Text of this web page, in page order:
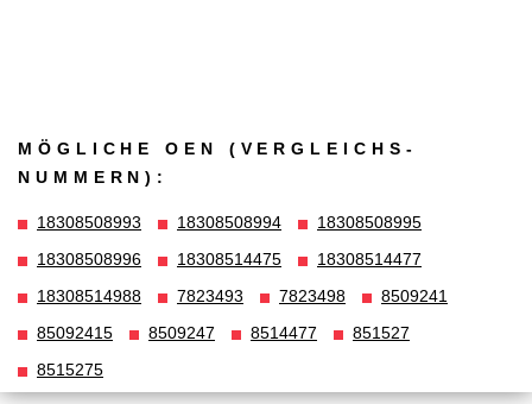
MÖGLICHE OEN (VERGLEICHS­
NUMMERN):
18308508993 18308508994
18308508995
18308508996
18308514475
18308514477
18308514988
7823493 7823498
8509241
85092415
8509247 8514477
851527
8515275